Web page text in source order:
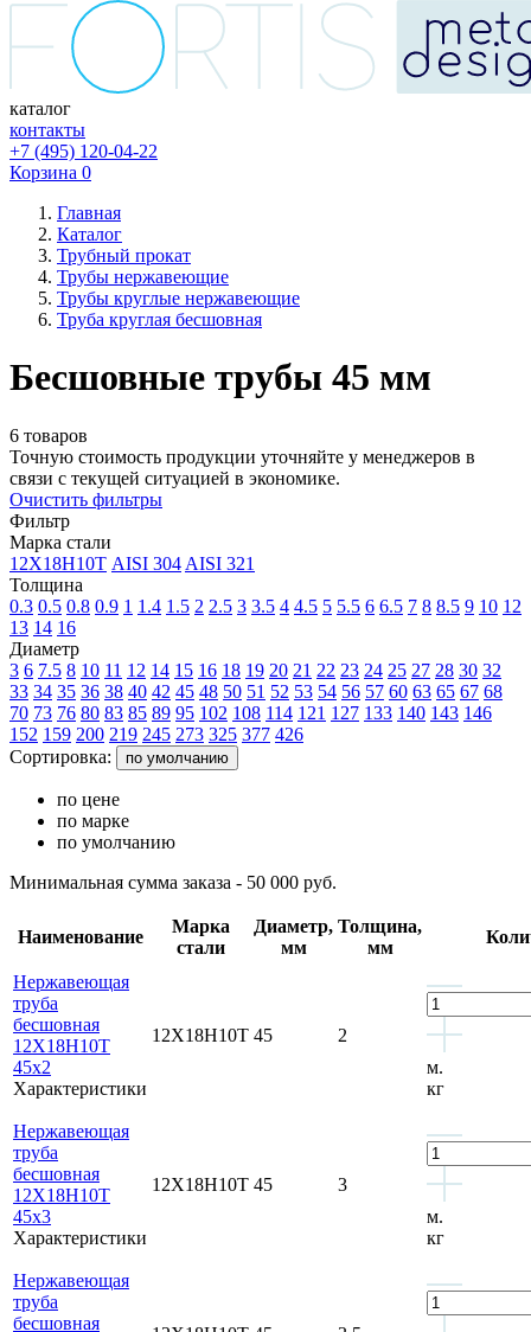
каталог
контакты
+7 (495) 120-04-22
Корзина 0
Главная
Каталог
Трубный прокат
Трубы нержавеющие
Трубы круглые нержавеющие
Труба круглая бесшовная
Бесшовные трубы 45 мм
6 товаров
Точную стоимость продукции уточняйте у менеджеров в
связи с текущей ситуацией в экономике.
Очистить фильтры
Фильтр
Марка стали
12Х18Н10Т AISI 304 AISI 321
Толщина
0.3 0.5 0.8 0.9 1 1.4 1.5 2 2.5 3 3.5 4 4.5 5 5.5 6 6.5 7 8 8.5 9 10 12
13 14 16
Диаметр
3 6 7.5 8 10 11 12 14 15 16 18 19 20 21 22 23 24 25 27 28 30 32
33 34 35 36 38 40 42 45 48 50 51 52 53 54 56 57 60 63 65 67 68
70 73 76 80 83 85 89 95 102 108 114 121 127 133 140 143 146
152 159 200 219 245 273 325 377 426
Сортировка:
по умолчанию
по цене
по марке
по умолчанию
Минимальная сумма заказа - 50 000 руб.
Наименование
Марка
стали
Диаметр,
мм
Толщина,
мм
Нержавеющая
труба
бесшовная
12Х18Н10Т
45x2
Характеристики
12Х18Н10Т 45
2
м.
кг
Нержавеющая
труба
бесшовная
12Х18Н10Т
45x3
Характеристики
12Х18Н10Т 45
3
м.
кг
Нержавеющая
труба
бесшовная